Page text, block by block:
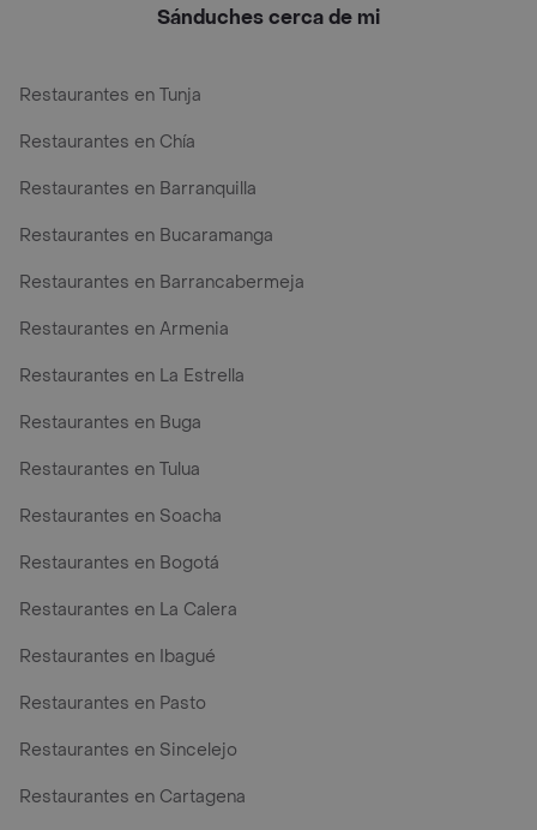
Sánduches cerca de mi
Restaurantes en Tunja
Restaurantes en Chía
Restaurantes en Barranquilla
Restaurantes en Bucaramanga
Restaurantes en Barrancabermeja
Restaurantes en Armenia
Restaurantes en La Estrella
Restaurantes en Buga
Restaurantes en Tulua
Restaurantes en Soacha
Restaurantes en Bogotá
Restaurantes en La Calera
Restaurantes en Ibagué
Restaurantes en Pasto
Restaurantes en Sincelejo
Restaurantes en Cartagena